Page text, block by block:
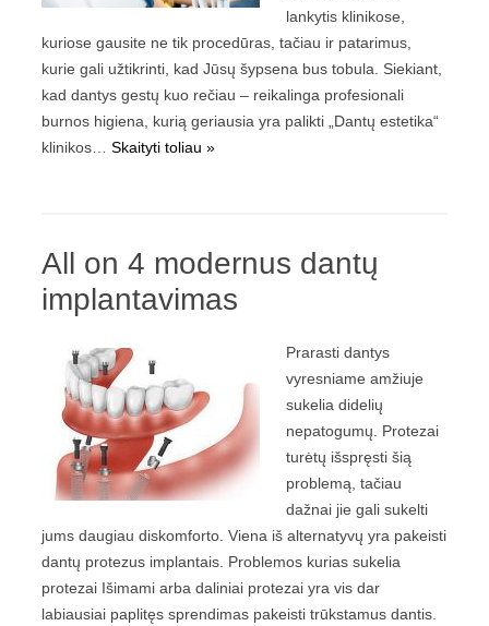
lankytis klinikose,
kuriose gausite ne tik procedūras, tačiau ir patarimus,
kurie gali užtikrinti, kad Jūsų šypsena bus tobula. Siekiant,
kad dantys gestų kuo rečiau – reikalinga profesionali
burnos higiena, kurią geriausia yra palikti „Dantų estetika“
klinikos… Skaityti toliau »
All on 4 modernus dantų
implantavimas
Prarasti dantys
vyresniame amžiuje
sukelia didelių
nepatogumų. Protezai
turėtų išspręsti šią
problemą, tačiau
dažnai jie gali sukelti
jums daugiau diskomforto. Viena iš alternatyvų yra pakeisti
dantų protezus implantais. Problemos kurias sukelia
protezai Išimami arba daliniai protezai yra vis dar
labiausiai paplitęs sprendimas pakeisti trūkstamus dantis.